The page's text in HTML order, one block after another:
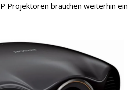
Projektoren brauchen weiterhin ein